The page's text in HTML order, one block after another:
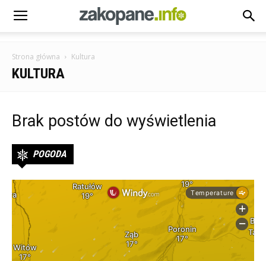
Strona główna Kultura
KULTURA
Brak postów do wyświetlenia
POGODA